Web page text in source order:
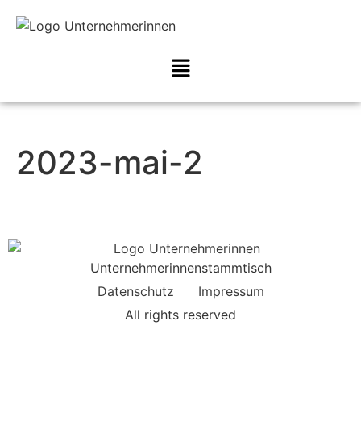
2023-mai-2
Unternehmerinnenstammtisch
Datenschutz
Impressum
All rights reserved